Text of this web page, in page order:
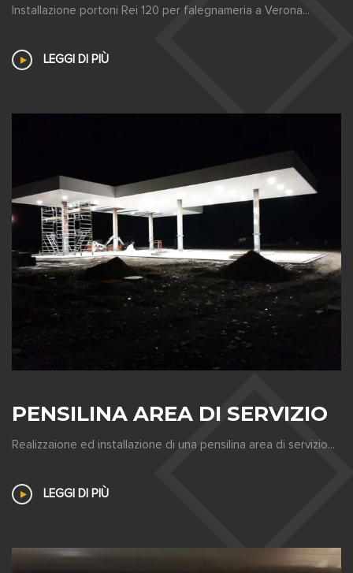
Installazione portoni Rei 120 per falegnameria a Verona...
LEGGI DI PIÙ
PENSILINA AREA DI SERVIZIO
Realizzaione ed installazione di una pensilina area di servizio...
LEGGI DI PIÙ